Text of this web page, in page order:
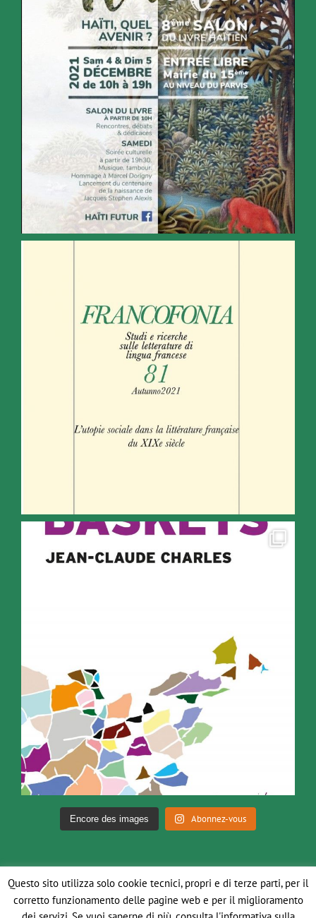
Encore des images Abonnez-vous
Questo sito utilizza solo cookie tecnici, propri e di terze parti, per il
corretto funzionamento delle pagine web e per il miglioramento